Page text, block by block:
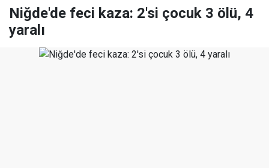
Niğde'de feci kaza: 2'si çocuk 3 ölü, 4
yaralı